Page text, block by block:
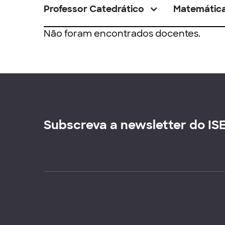
Professor Catedrático
Não foram encontrados docentes.
Subscreva a newsletter do